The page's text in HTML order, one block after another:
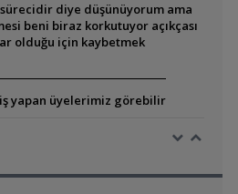
diye düşünüyorum ama
beni biraz korkutuyor açıkçası
olduğu için kaybetmek
yapan üyelerimiz görebilir